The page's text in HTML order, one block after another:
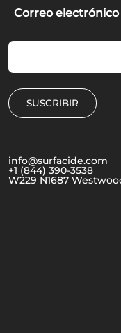
Correo electrónico
info@surfacide.com
+1 (844) 390-3538
W229 N1687